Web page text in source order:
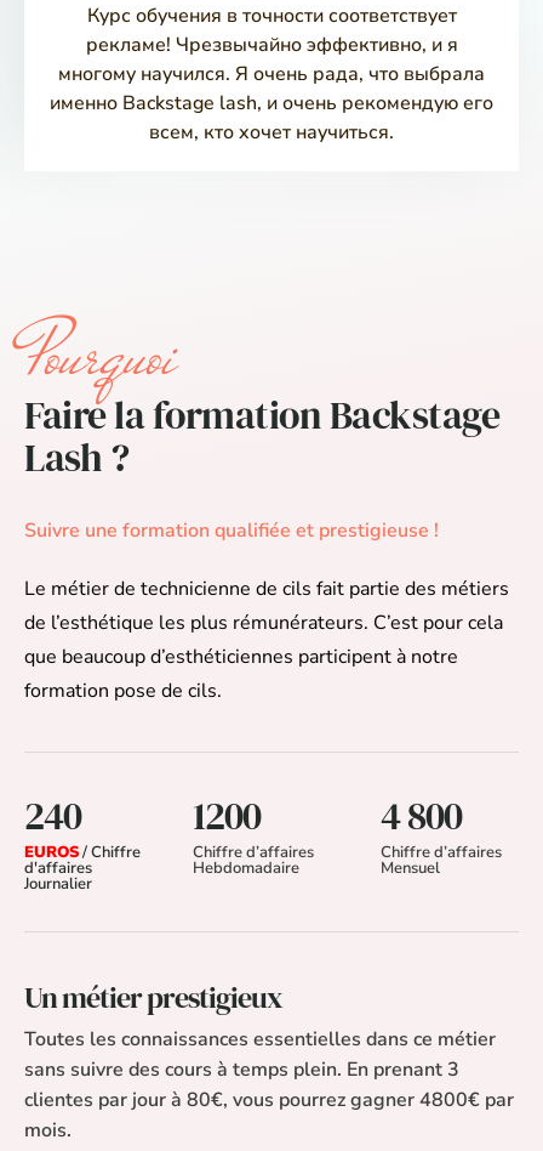
Курс обучения в точности соответствует
рекламе! Чрезвычайно эффективно, и я
многому научился. Я очень рада, что выбрала
именно Backstage lash, и очень рекомендую его
всем, кто хочет научиться.
Pourquoi
Faire la formation Backstage
Lash ?
Suivre une formation qualifiée et prestigieuse​ !
Le métier de technicienne de cils fait partie des métiers
de l’esthétique les plus rémunérateurs. C’est pour cela
que beaucoup d’esthéticiennes participent à notre
formation pose de cils.
240
EUROS/ Chiffre
d'affaires
Journalier
1200
Chiffre d’affaires
Hebdomadaire
4 800
Chiffre d’affaires
Mensuel
Un métier prestigieux​
Toutes les connaissances essentielles dans ce métier
sans suivre des cours à temps plein. En prenant 3
clientes par jour à 80€, vous pourrez gagner 4800€ par
mois.